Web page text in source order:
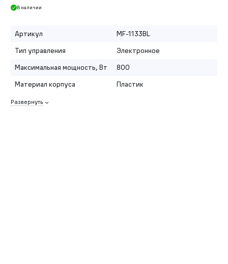
В наличии
Артикул
MF-1133BL
Тип управления
Электронное
Максимальная мощность, Вт
800
Материал корпуса
Пластик
Развернуть